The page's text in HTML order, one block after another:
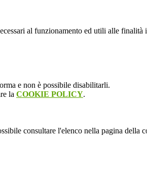
al funzionamento ed utili alle finalità
e non è possibile disabilitarli.
la COOKIE POLICY.
consultare l'elenco nella pagina della